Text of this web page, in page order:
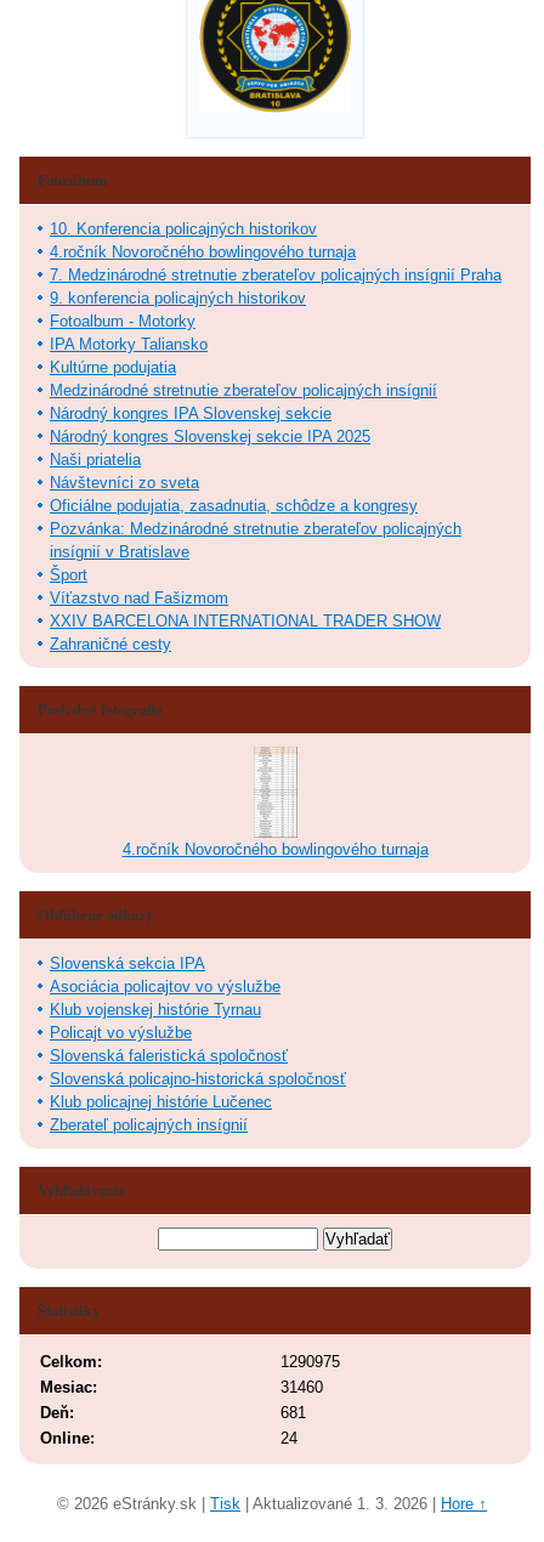
Fotoalbum
10. Konferencia policajných historikov
4.ročník Novoročného bowlingového turnaja
7. Medzinárodné stretnutie zberateľov policajných insígnií Praha
9. konferencia policajných historikov
Fotoalbum - Motorky
IPA Motorky Taliansko
Kultúrne podujatia
Medzinárodné stretnutie zberateľov policajných insígnií
Národný kongres IPA Slovenskej sekcie
Národný kongres Slovenskej sekcie IPA 2025
Naši priatelia
Návštevníci zo sveta
Oficiálne podujatia, zasadnutia, schôdze a kongresy
Pozvánka: Medzinárodné stretnutie zberateľov policajných
insígnií v Bratislave
Šport
Víťazstvo nad Fašizmom
XXIV BARCELONA INTERNATIONAL TRADER SHOW
Zahraničné cesty
Posledné fotografie
4.ročník Novoročného bowlingového turnaja
Obľúbené odkazy
Slovenská sekcia IPA
Asociácia policajtov vo výslužbe
Klub vojenskej histórie Tyrnau
Policajt vo výslužbe
Slovenská faleristická spoločnosť
Slovenská policajno-historická spoločnosť
Klub policajnej histórie Lučenec
Zberateľ policajných insígnií
Vyhľadávanie
Štatistiky
Online: 24
Celkom:
1290975
Mesiac:
31460
Deň:
681
© 2026 eStránky.sk Tisk Aktualizované 1. 3. 2026 Hore ↑